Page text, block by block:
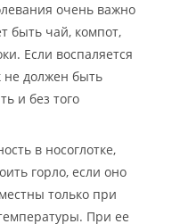
очень важно
быть чай, компот,
Если воспаляется
не должен быть
и без того
в носоглотке,
горло, если оно
только при
При ее